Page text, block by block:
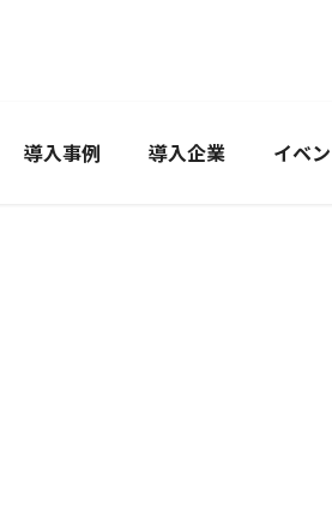
導入事例 導入企業 イベ